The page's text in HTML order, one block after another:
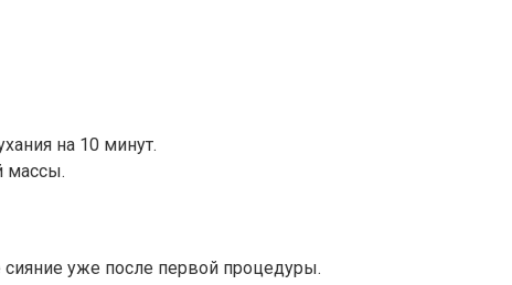
на 10 минут.
массы.
сияние уже после первой процедуры.